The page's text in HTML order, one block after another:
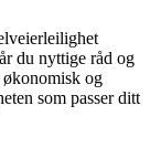
du nyttige råd og
og
som passer ditt